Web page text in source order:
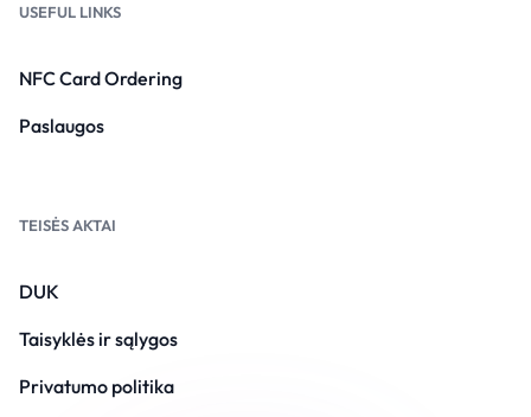
USEFUL LINKS
NFC Card Ordering
Paslaugos
TEISĖS AKTAI
DUK
Taisyklės ir sąlygos
Privatumo politika